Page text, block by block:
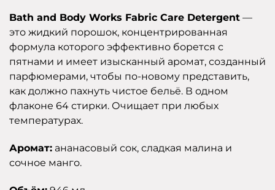
Bath and Body Works Fabric Care Detergent —
это жидкий порошок, концентрированная
формула которого эффективно борется с
пятнами и имеет изысканный аромат, созданный
парфюмерами, чтобы по-новому представить,
как должно пахнуть чистое бельё. В одном
флаконе 64 стирки. Очищает при любых
температурах.
Аромат: ананасовый сок, сладкая малина и
сочное манго.